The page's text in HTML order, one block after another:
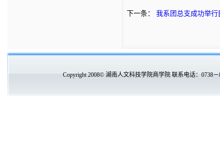
下一条： 我系团总支成功举行
Copyright 2008© 湖南人文科技学院商学院 联系电话：0738